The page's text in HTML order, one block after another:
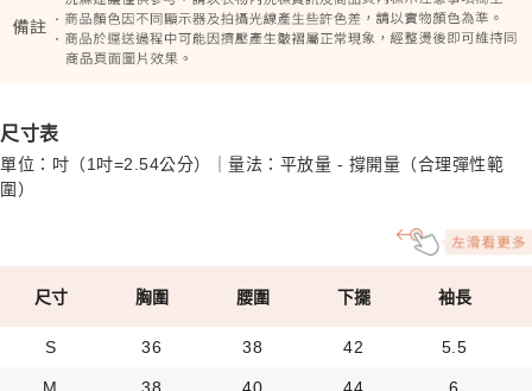
尺寸表
單位：吋（1吋=2.54公分）｜量法：平放量 - 撐開量（合理彈性範
圍）
尺寸 胸圍 腰圍 下擺 袖長
S 36 38 42 5.5
M 38 40 44 6